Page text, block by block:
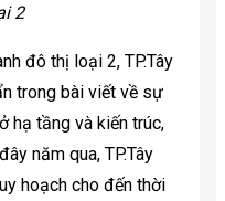
2
đô thị loại 2, TP.Tây
trong bài viết về sự
hạ tầng và kiến trúc,
năm qua, TP.Tây
hoạch cho đến thời